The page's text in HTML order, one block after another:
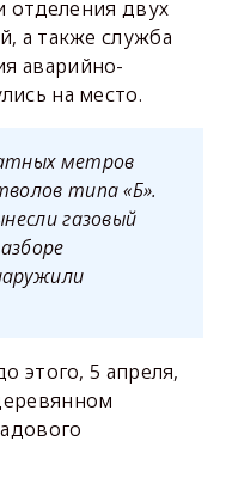
отделения двух
а также служба
аварийно-
на место.
метров
типа «Б».
газовый
этого, 5 апреля,